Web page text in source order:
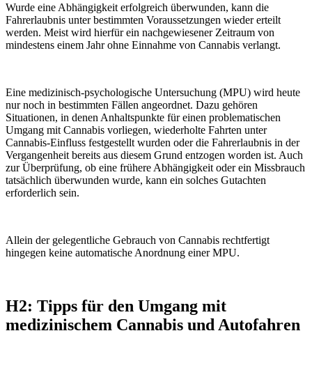
Wurde eine Abhängigkeit erfolgreich überwunden, kann die
Fahrerlaubnis unter bestimmten Voraussetzungen wieder erteilt
werden. Meist wird hierfür ein nachgewiesener Zeitraum von
mindestens einem Jahr ohne Einnahme von Cannabis verlangt.
Eine medizinisch-psychologische Untersuchung (MPU) wird heute
nur noch in bestimmten Fällen angeordnet. Dazu gehören
Situationen, in denen Anhaltspunkte für einen problematischen
Umgang mit Cannabis vorliegen, wiederholte Fahrten unter
Cannabis-Einfluss festgestellt wurden oder die Fahrerlaubnis in der
Vergangenheit bereits aus diesem Grund entzogen worden ist. Auch
zur Überprüfung, ob eine frühere Abhängigkeit oder ein Missbrauch
tatsächlich überwunden wurde, kann ein solches Gutachten
erforderlich sein.
Allein der gelegentliche Gebrauch von Cannabis rechtfertigt
hingegen keine automatische Anordnung einer MPU.
H2: Tipps für den Umgang mit
medizinischem Cannabis und Autofahren